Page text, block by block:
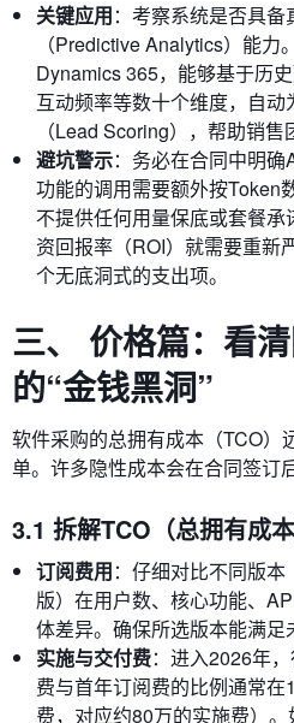
关键应用：考察系统是否具
（Predictive Analytics）能
Dynamics 365，能够基于历
互动频率等数十个维度，自
（Lead Scoring），帮助销售
避坑警示：务必在合同中明
功能的调用需要额外按Token
不提供任何用量保底或套餐
资回报率（ROI）就需要重新
个无底洞式的支出项。
三、 价格篇：看
的“金钱黑洞”
软件采购的总拥有成本（TCO）
单。许多隐性成本会在合同签订
3.1 拆解TCO（总拥有成
订阅费用：仔细对比不同版
版）在用户数、核心功能、
体差异。确保所选版本能满足
实施与交付费：进入2026年
费与首年订阅费的比例通常
费，对应约80万的实施费）